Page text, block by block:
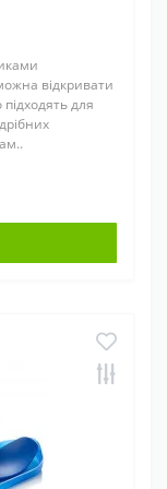
відкривати
для